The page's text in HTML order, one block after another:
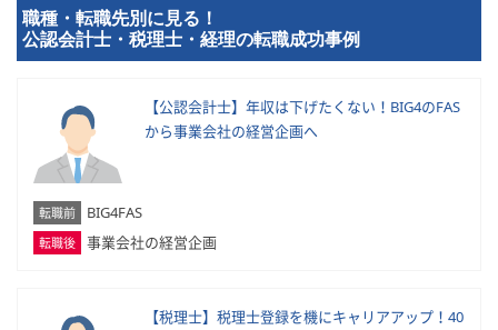
職種・転職先別に見る！
公認会計士・税理士・経理の転職成功事例
【公認会計士】年収は下げたくない！BIG4のFAS
から事業会社の経営企画へ
転職前 BIG4FAS
転職後 事業会社の経営企画
【税理士】税理士登録を機にキャリアアップ！40